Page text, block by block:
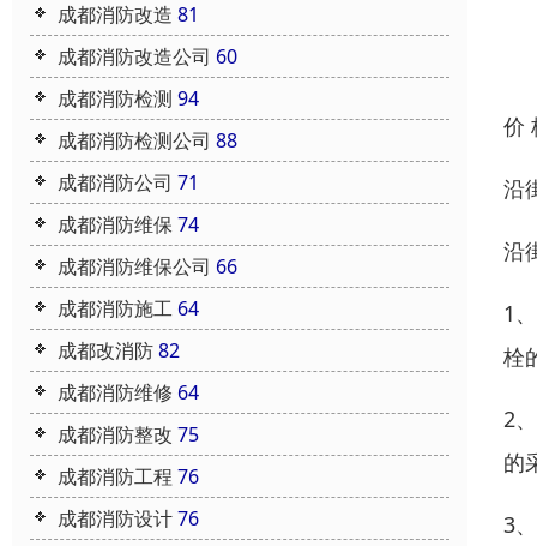
成都消防改造 81
成都消防改造公司 60
成都消防检测 94
成都消防检测公司 88
成都消防公司 71
成都消防维保 74
成都消防维保公司 66
成都消防施工 64
成都改消防82
成都消防维修 64
成都消防整改 75
成都消防工程 76
成都消防设计76
价
沿
沿
1
栓
2
的
3